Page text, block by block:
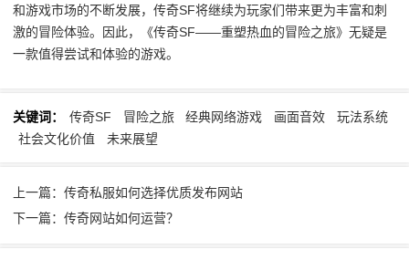
和游戏市场的不断发展，传奇SF将继续为玩家们带来更为丰富和刺
激的冒险体验。因此，《传奇SF——重塑热血的冒险之旅》无疑是
一款值得尝试和体验的游戏。
关键词： 传奇SF 冒险之旅 经典网络游戏 画面音效
玩法系统
社会文化价值
未来展望
上一篇：传奇私服如何选择优质发布网站
下一篇：传奇网站如何运营？